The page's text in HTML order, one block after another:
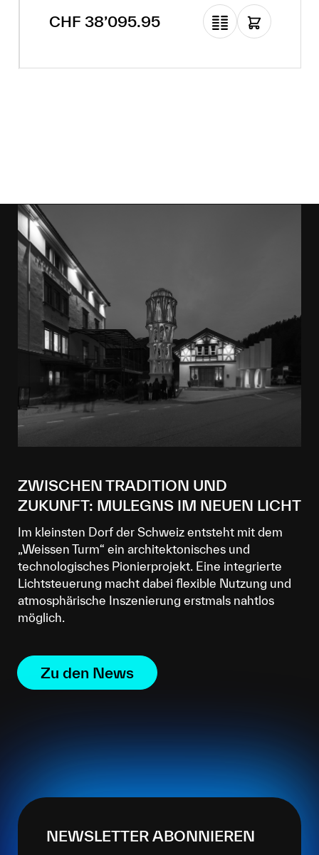
Regulärer Preis:
CHF 38’095.95
ZWISCHEN TRADITION UND
ZUKUNFT: MULEGNS IM NEUEN LICHT
Im kleinsten Dorf der Schweiz entsteht mit dem
„Weissen Turm“ ein architektonisches und
technologisches Pionierprojekt. Eine integrierte
Lichtsteuerung macht dabei flexible Nutzung und
atmosphärische Inszenierung erstmals nahtlos
möglich.
Zu den News
NEWSLETTER ABONNIEREN